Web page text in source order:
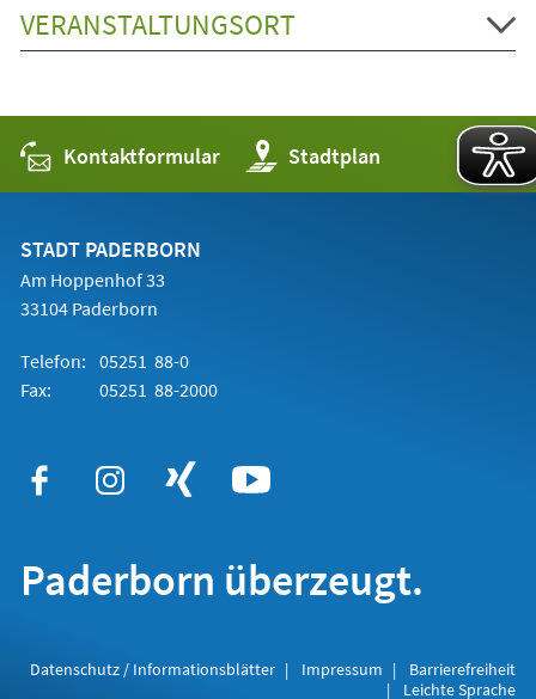
VERANSTALTUNGSORT
Kontaktformular Stadtplan
(Öffnet
in
einem
STADT PADERBORN
Am Hoppenhof 33
33104 Paderborn
Telefon: 05251 88-0
Fax:
05251 88-2000
Paderborn überzeugt.
Datenschutz / Informationsblätter Impressum
Barrierefreiheit
Leichte Sprache